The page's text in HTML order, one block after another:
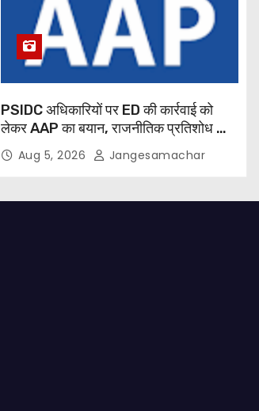
PSIDC अधिकारियों पर ED की कार्रवाई को
लेकर AAP का बयान, राजनीतिक प्रतिशोध का
लगाया आरोप
Aug 5, 2026 Jangesamachar